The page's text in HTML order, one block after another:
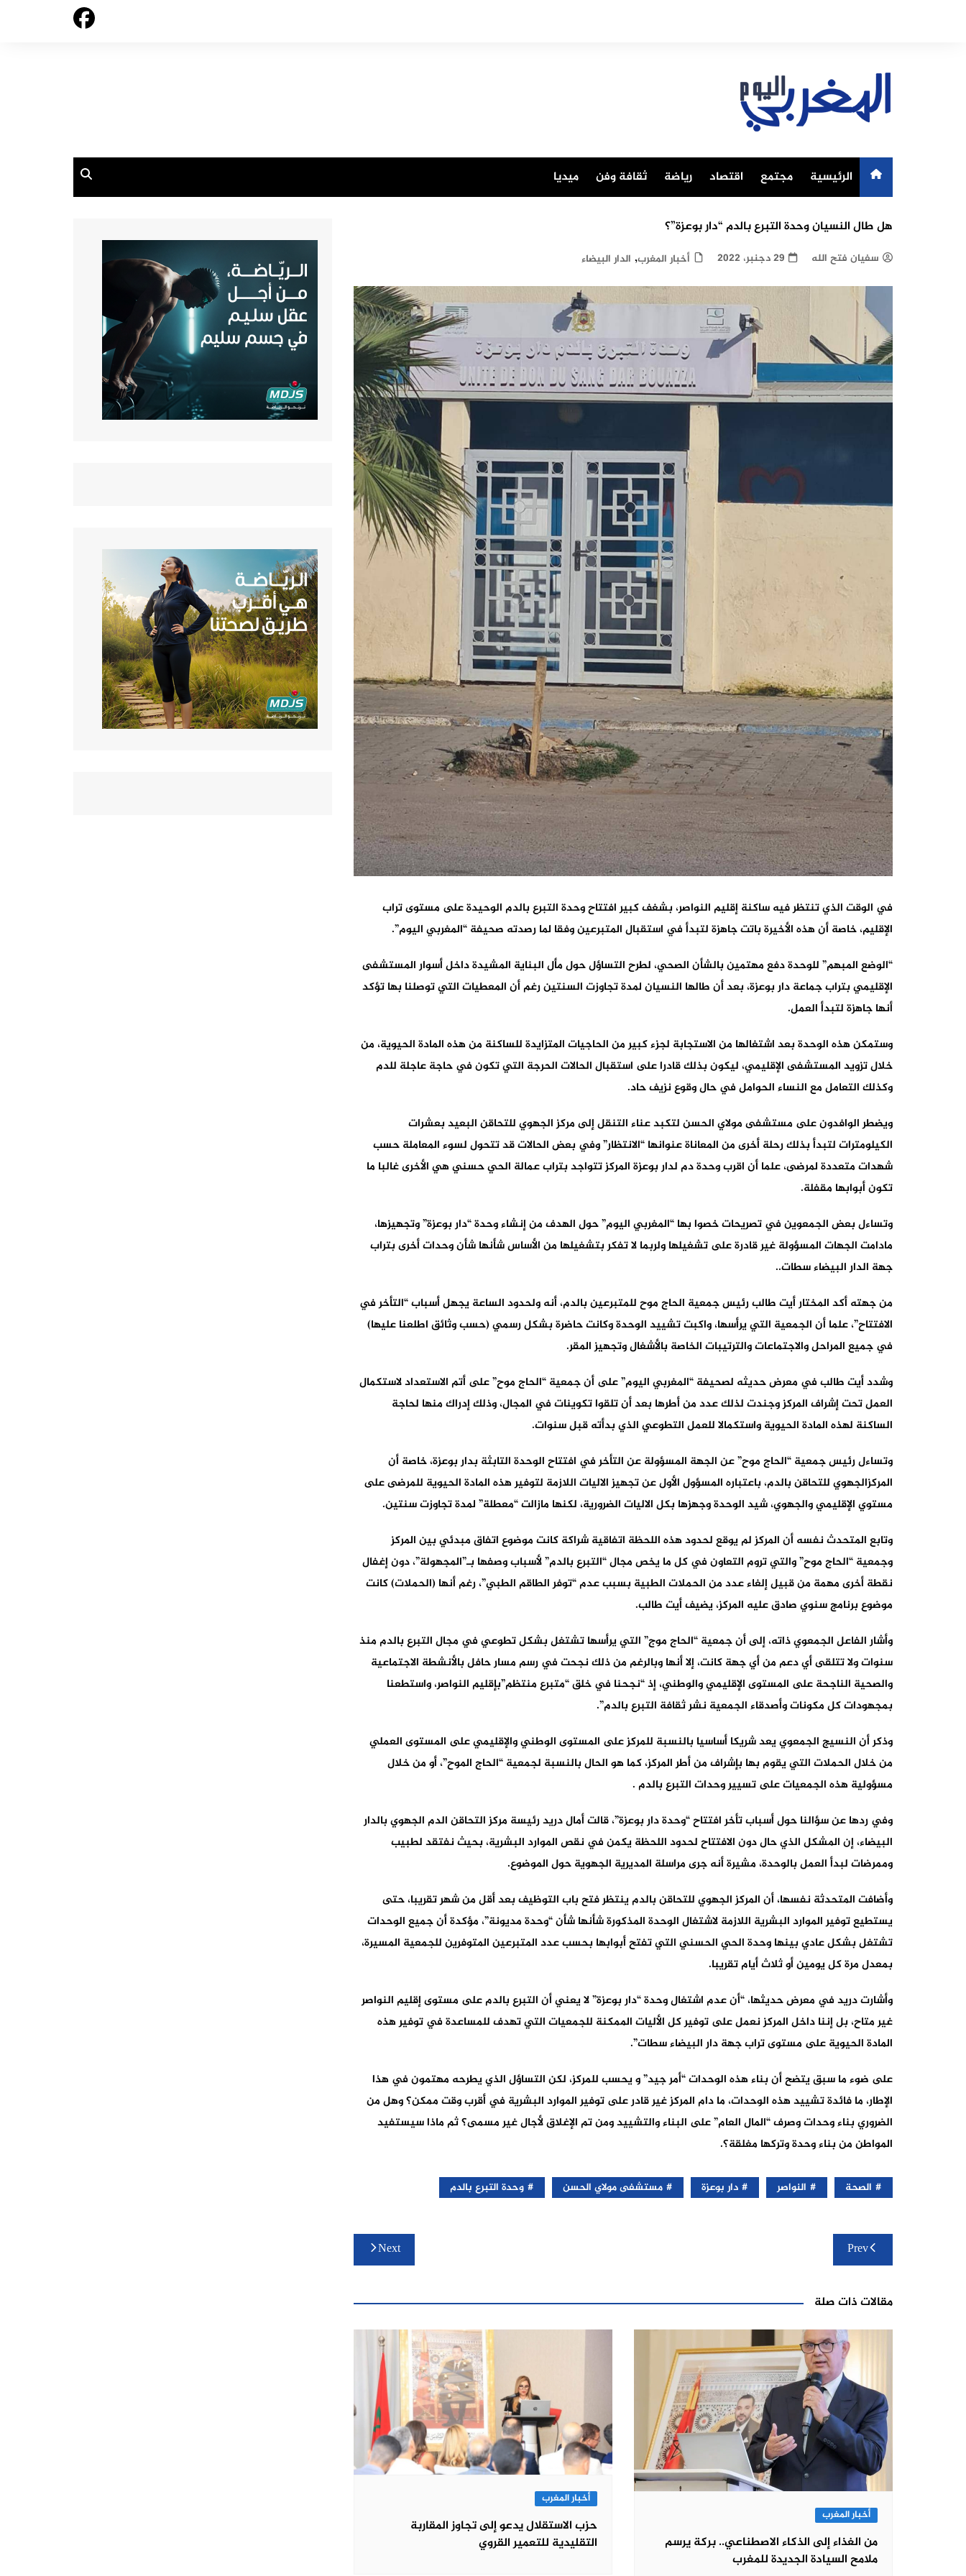
الرئيسية مجتمع اقتصاد رياضة ثقافة وفن ميديا
هل طال النسيان وحدة التبرع بالدم “دار بوعزة”؟
سفيان فتح الله 29 دجنبر، 2022 أخبار المغرب, الدار البيضاء
في الوقت الذي تنتظر فيه ساكنة إقليم النواصر، بشغف كبير افتتاح وحدة التبرع بالدم الوحيدة على مستوى تراب
الإقليم، خاصة أن هذه الأخيرة باتت جاهزة لتبدأ في استقبال المتبرعين وفقا لما رصدته صحيفة “المغربي اليوم”.
“الوضع المبهم” للوحدة دفع مهتمين بالشأن الصحي، لطرح التساؤل حول مأل البناية المشيدة داخل أسوار المستشفى
الإقليمي بتراب جماعة دار بوعزة، بعد أن طالها النسيان لمدة تجاوزت السنتين رغم أن المعطيات التي توصلنا بها تؤكد
أنها جاهزة لتبدأ العمل.
وستمكن هذه الوحدة بعد اشتغالها من الاستجابة لجزء كبير من الحاجيات المتزايدة للساكنة من هذه المادة الحيوية، من
خلال تزويد المستشفى الإقليمي، ليكون بذلك قادرا على استقبال الحالات الحرجة التي تكون في حاجة عاجلة للدم
وكذلك التعامل مع النساء الحوامل في حال وقوع نزيف حاد.
ويضطر الوافدون على مستشفى مولاي الحسن لتكبد عناء التنقل إلى مركز الجهوي للتحاقن البعيد بعشرات
الكيلومترات لتبدأ بذلك رحلة أخرى من المعاناة عنوانها “الانتظار” وفي بعض الحالات قد تتحول لسوء المعاملة حسب
شهدات متعددة لمرضى، علما أن اقرب وحدة دم لدار بوعزة المركز تتواجد بتراب عمالة الحي حسني هي الأخرى غالبا ما
تكون أبوابها مقفلة.
وتساءل بعض الجمعوين في تصريحات خصوا بها “المغربي اليوم” حول الهدف من إنشاء وحدة “دار بوعزة” وتجهيزها،
مادامت الجهات المسؤولة غير قادرة على تشغيلها ولربما لا تفكر بتشغيلها من الأساس شأنها شأن وحدات أخرى بتراب
جهة الدار البيضاء سطات..
من جهته أكد المختار أيت طالب رئيس جمعية الحاج موح للمتبرعين بالدم، أنه ولحدود الساعة يجهل أسباب “التأخر في
الافتتاح”، علما أن الجمعية التي يرأسها، واكبت تشييد الوحدة وكانت حاضرة بشكل رسمي (حسب وثائق اطلعنا عليها)
في جميع المراحل والاجتماعات والترتيبات الخاصة بالأشغال وتجهيز المقر.
وشدد أيت طالب في معرض حديثه لصحيفة “المغربي اليوم” على أن جمعية “الحاج موح” على أتم الاستعداد لاستكمال
العمل تحت إشراف المركز وجندت لذلك عدد من أطرها بعد أن تلقوا تكوينات في المجال، وذلك إدراك منها لحاجة
الساكنة لهذه المادة الحيوية واستكمالا للعمل التطوعي الذي بدأته قبل سنوات.
وتساءل رئيس جمعية “الحاج موح” عن الجهة المسؤولة عن التأخر في افتتاح الوحدة التابثة بدار بوعزة، خاصة أن
المركزالجهوي للتحاقن بالدم، باعتباره المسؤول الأول عن تجهيز الاليات اللازمة لتوفير هذه المادة الحيوية للمرضى على
مستوي الإقليمي والجهوي، شيد الوحدة وجهزها بكل الاليات الضرورية، لكنها مازالت “معطلة” لمدة تجاوزت سنتين.
وتابع المتحدث نفسه أن المركز لم يوقع لحدود هذه اللحظة اتفاقية شراكة كانت موضوع اتفاق مبدئي بين المركز
وجمعية “الحاج موح” والتي تروم التعاون في كل ما يخص مجال “التبرع بالدم” لأسباب وصفها بـ”المجهولة”، دون إغفال
نقطة أخرى مهمة من قبيل إلغاء عدد من الحملات الطبية بسبب عدم “توفر الطاقم الطبي”، رغم أنها (الحملات) كانت
موضوع برنامج سنوي صادق عليه المركز، يضيف أيت طالب.
وأشار الفاعل الجمعوي ذاته، إلى أن جمعية “الحاج موج” التي يرأسها تشتغل بشكل تطوعي في مجال التبرع بالدم منذ
سنوات ولا تتلقى أي دعم من أي جهة كانت، إلا أنها وبالرغم من ذلك نجحت في رسم مسار حافل بالأنشطة الاجتماعية
والصحية الناجحة على المستوى الإقليمي والوطني، إذ “نجحنا في خلق “متبرع منتظم”بإقليم النواصر، واستطعنا
بمجهودات كل مكونات وأصدقاء الجمعية نشر ثقافة التبرع بالدم”.
وذكر أن النسيج الجمعوي يعد شريكا أساسيا بالنسبة للمركز على المستوى الوطني والإقليمي على المستوى العملي
من خلال الحملات التي يقوم بها بإشراف من أطر المركز، كما هو الحال بالنسبة لجمعية “الحاج الموح”، أو من خلال
مسؤولية هذه الجمعيات على تسيير وحدات التبرع بالدم .
وفي ردها عن سؤالنا حول أسباب تأخر افتتاح “وحدة دار بوعزة”، قالت أمال دريد رئيسة مركز التحاقن الدم الجهوي بالدار
البيضاء، إن المشكل الذي حال دون الافتتاح لحدود اللحظة يكمن في نقص الموارد البشرية، بحيث نفتقد لطبيب
وممرضات لبدأ العمل بالوحدة، مشيرة أنه جرى مراسلة المديرية الجهوية حول الموضوع.
وأضافت المتحدثة نفسها، أن المركز الجهوي للتحاقن بالدم ينتظر فتح باب التوظيف بعد أقل من شهر تقريبا، حتى
يستطيع توفير الموارد البشرية اللازمة لاشتغال الوحدة المذكورة شأنها شأن “وحدة مديونة”، مؤكدة أن جميع الوحدات
تشتغل بشكل عادي بينها وحدة الحي الحسني التي تفتح أبوابها بحسب عدد المتبرعين المتوفرين للجمعية المسيرة،
بمعدل مرة كل يومين أو ثلاث أيام تقريبا.
وأشارت دريد في معرض حديثها، “أن عدم اشتغال وحدة “دار بوعزة” لا يعني أن التبرع بالدم على مستوى إقليم النواصر
غير متاح، بل إننا داخل المركز نعمل على توفير كل الأليات الممكنة للجمعيات التي تهدف للمساعدة في توفير هذه
المادة الحيوية على مستوى تراب جهة دار البيضاء سطات”.
على ضوء ما سبق يتضح أن بناء هذه الوحدات “أمر جيد” و يحسب للمركز، لكن التساؤل الذي يطرحه مهتمون في هذا
الإطار، ما فائدة تشييد هذه الوحدات، ما دام المركز غير قادر على توفير الموارد البشرية في أقرب وقت ممكن؟ وهل من
الضروري بناء وحدات وصرف “المال العام” على البناء والتشييد ومن تم الإغلاق لأجال غير مسمى؟ ثم ماذا سيستفيد
المواطن من بناء وحدة وتركها مغلقة؟.
الصحة النواصر دار بوعزة مستشفى مولاي الحسن وحدة التبرع بالدم
تصفّح
المقالات
Prev
Next
مقالات ذات صلة
أخبار المغرب
من الغذاء إلى الذكاء الاصطناعي.. بركة يرسم
ملامح السيادة الجديدة للمغرب
أخبار المغرب
حزب الاستقلال يدعو إلى تجاوز المقاربة
التقليدية للتعمير القروي